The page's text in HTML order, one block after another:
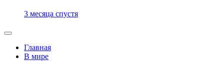
3 месяца спустя
Главная
В мире